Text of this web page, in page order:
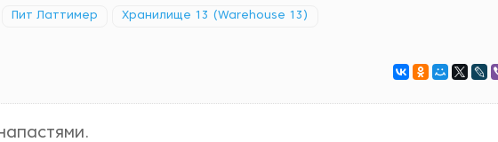
Пит Латтимер Хранилище 13 (Warehouse 13)